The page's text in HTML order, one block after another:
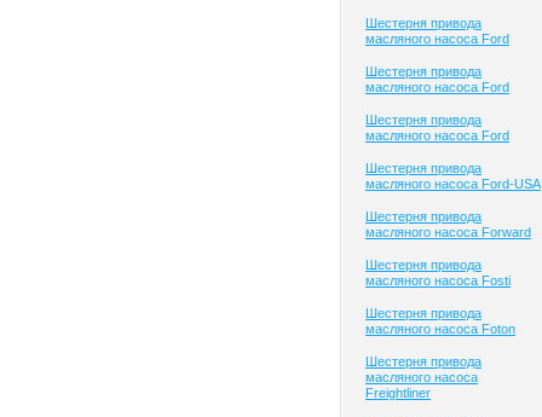
Шестерня привода
масляного насоса Ford
Шестерня привода
масляного насоса Ford
Шестерня привода
масляного насоса Ford
Шестерня привода
масляного насоса Ford-USA
Шестерня привода
масляного насоса Forward
Шестерня привода
масляного насоса Fosti
Шестерня привода
масляного насоса Foton
Шестерня привода
масляного насоса
Freightliner